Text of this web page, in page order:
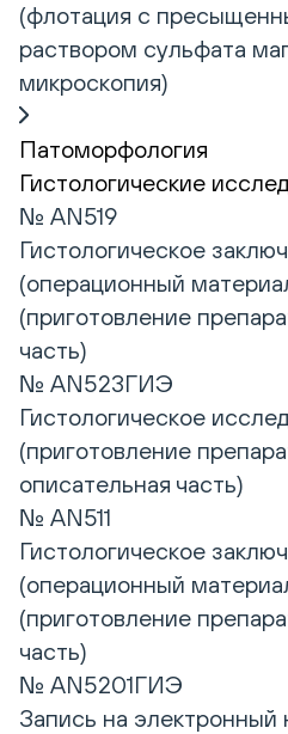
(флотация с
раствором сульфата
микроскопия)
Патоморфология
Гистологические
№ AN519
Гистологическое
(операционный
(приготовление
часть)
№ AN523ГИЭ
Гистологическое
(приготовление
описательная часть)
№ AN511
Гистологическое
(операционный
(приготовление
часть)
№ AN5201ГИЭ
Запись на электронный